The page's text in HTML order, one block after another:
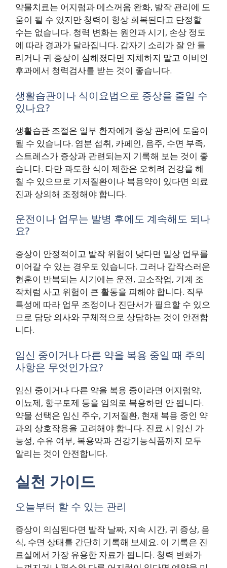
약물치료는 어지럼과 메스꺼움 완화, 발작 관리에 도
움이 될 수 있지만 청력이 항상 회복된다고 단정할
수는 없습니다. 청력 변화는 원인과 시기, 손상 정도
에 따라 경과가 달라집니다. 갑자기 소리가 잘 안 들
리거나 귀 증상이 심해졌다면 지체하지 말고 이비인
후과에서 청력검사를 받는 것이 좋습니다.
생활습관이나 식이요법으로 증상을 줄일 수
있나요?
생활습관 조절은 일부 환자에게 증상 관리에 도움이
될 수 있습니다. 염분 섭취, 카페인, 음주, 수면 부족,
스트레스가 증상과 관련되는지 기록해 보는 것이 좋
습니다. 다만 과도한 식이 제한은 오히려 건강을 해
칠 수 있으므로 기저질환이나 복용약이 있다면 의료
진과 상의해 조정해야 합니다.
운전이나 업무는 발병 후에도 계속해도 되나
요?
증상이 안정적이고 발작 위험이 낮다면 일상 업무를
이어갈 수 있는 경우도 있습니다. 그러나 갑작스러운
현훈이 반복되는 시기에는 운전, 고소작업, 기계 조
작처럼 사고 위험이 큰 활동을 피해야 합니다. 직무
특성에 따라 업무 조정이나 진단서가 필요할 수 있으
므로 담당 의사와 구체적으로 상담하는 것이 안전합
니다.
임신 중이거나 다른 약을 복용 중일 때 주의
사항은 무엇인가요?
임신 중이거나 다른 약을 복용 중이라면 어지럼약,
이뇨제, 항구토제 등을 임의로 복용하면 안 됩니다.
약물 선택은 임신 주수, 기저질환, 현재 복용 중인 약
과의 상호작용을 고려해야 합니다. 진료 시 임신 가
능성, 수유 여부, 복용약과 건강기능식품까지 모두
알리는 것이 안전합니다.
실천 가이드
오늘부터 할 수 있는 관리
증상이 의심된다면 발작 날짜, 지속 시간, 귀 증상, 음
식, 수면 상태를 간단히 기록해 보세요. 이 기록은 진
료실에서 가장 유용한 자료가 됩니다. 청력 변화가